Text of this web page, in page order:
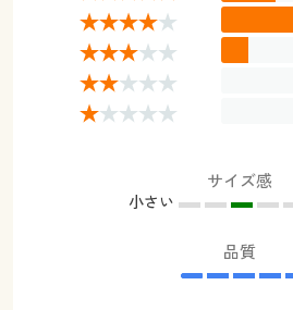
サポート
ご利用ガイド
ご利用ガイド
よくある質問とお問い合わせ
サイズ感
小さい
品質